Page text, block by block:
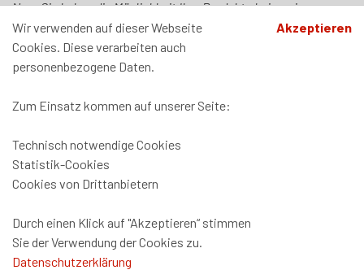
Neu: Sie haben die Möglichkeit Ihre Produkte bei uns in
Adligenswil abzuholen. Termin nach Vereinbarung. Unser Laden
ist jeden Mittwoch von 09h00 - 12h00 und von 14h00-17h00
geöffnet.
Zahlung und Versand
Datenschutz
Impressum
Wir verwenden auf dieser Webseite
Cookies. Diese verarbeiten auch
personenbezogene Daten.
Zum Einsatz kommen auf unserer Seite:
Technisch notwendige Cookies
Statistik-Cookies
Cookies von Drittanbietern
Durch einen Klick auf "Akzeptieren“ stimmen
Sie der Verwendung der Cookies zu.
Datenschutzerklärung
Akzeptieren